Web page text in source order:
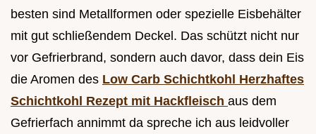
besten sind Metallformen oder spezielle Eisbehälter
mit gut schließendem Deckel. Das schützt nicht nur
vor Gefrierbrand, sondern auch davor, dass dein Eis
die Aromen des Low Carb Schichtkohl Herzhaftes
Schichtkohl Rezept mit Hackfleisch aus dem
Gefrierfach annimmt da spreche ich aus leidvoller